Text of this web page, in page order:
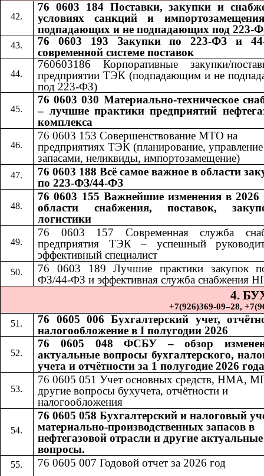
76 0603 184 Поставки, закупки и
условиях санкций и
подпадающих и не подпадающих под 223-
76 0603 193 Закупки по 223-ФЗ и
современной системе поставок
760603186 Корпоративные закупки/
предприятии ТЭК (подпадающим и не
под 223-ФЗ)
76 0603 030 Материально-техническое
– лучшие практики предприятий
комплекса
76 0603 153 Совершенствование МТО на
предприятиях ТЭК (планирование, управление
запасами, неликвиды, импортозамещение)
76 0603 188 Всё самое важное в области
по 223-ФЗ/44-ФЗ
76 0603 155 Важнейшие изменения в 2026
области снабжения, поставок,
логистики
76 0603 157 Современная служба
предприятия ТЭК – успешный
эффективный специалист
76 0603 189 ​​Лучшие практики закупок
ФЗ/44-ФЗ и эффективная служба снабжения
4.
+7(926)369-09–28,
76 0605 006 Бухгалтерский учет,
налогообложение в I полугодии 2026
76 0605 048 ФСБУ – обзор
актуальные вопросы бухгалтерского,
учета и отчётности за 1 полугодие 2026
76 0605 051 Учет основных средств, НМА,
другие вопросы бухучета, отчётности и
налогообложения
76 0605 058 Бухгалтерский и налоговый
материально-производственных запасов в
нефтегазовой отрасли и другие актуальные
вопросы.
76 0605 007 Годовой отчет за 2026 год